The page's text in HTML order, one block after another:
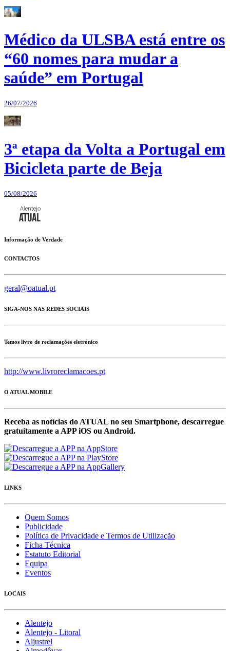
Médico da ULSBA está entre os
“60 nomes para mudar a
saúde” em Portugal
26/07/2026
3ª etapa da Volta a Portugal em
Bicicleta parte de Beja
05/08/2026
Informação de Verdade
CONTACTOS
geral@oatual.pt
SIGA-NOS NAS REDES SOCIAIS
Temos livro de reclamações eletrónico
http://www.livroreclamacoes.pt
O ATUAL MOBILE
Receba as notícias do ATUAL no seu Smartphone, descarregue
gratuítamente a APP iOS ou Android.
LINKS
Quem Somos
Publicidade
Política de Privacidade e Termos de Utilização
Ficha Técnica
Estatuto Editorial
Equipa
Eventos
LOCAIS
Alentejo
Alentejo - Litoral
Aljustrel